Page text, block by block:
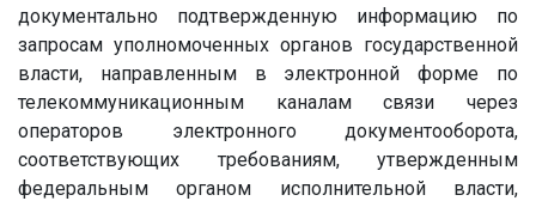
документально подтвержденную информацию по
запросам уполномоченных органов государственной
власти, направленным в электронной форме по
телекоммуникационным каналам связи через
операторов электронного документооборота,
соответствующих требованиям, утвержденным
федеральным органом исполнительной власти,